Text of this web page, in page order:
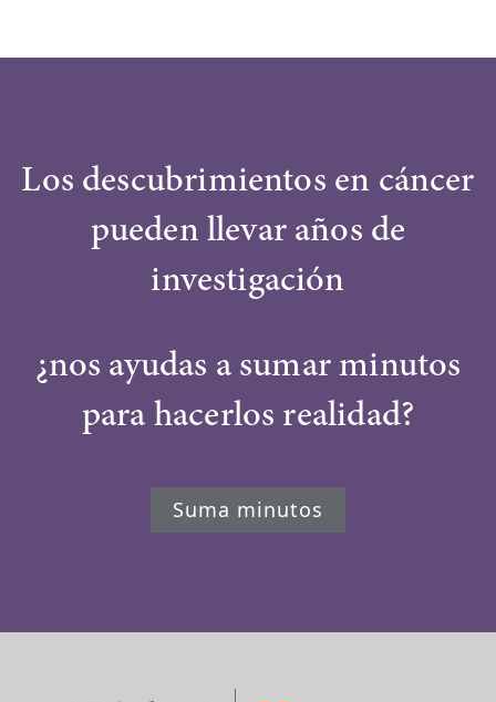
Los descubrimientos en cáncer
pueden llevar años de
investigación
¿nos ayudas a sumar minutos
para hacerlos realidad?
Suma minutos